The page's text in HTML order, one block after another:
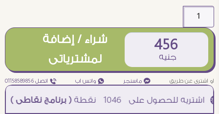
456
جنيه
شراء / إضافة
لمشترياتى
او اشترى عن طريق ¥ ماسنجر ₧ واتس اب ƒ اتصل 01158589856
1046 نقطة( برنامج نقاطى )à خصم 5% للعملاء الجدد à شحن مجانى عند الشراء ب 4000 جنيه à